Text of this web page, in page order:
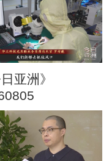
日亚洲》